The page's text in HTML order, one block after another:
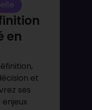
en
et
ses